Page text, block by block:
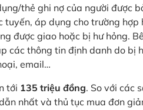
thẻ ghi nợ của người được
áp dụng cho trường
được giao hoặc bị hư hỏng.
các thông tin định danh do bị
email…
tới 135 triệu đồng. So với các
nhất và thủ tục mua đơn